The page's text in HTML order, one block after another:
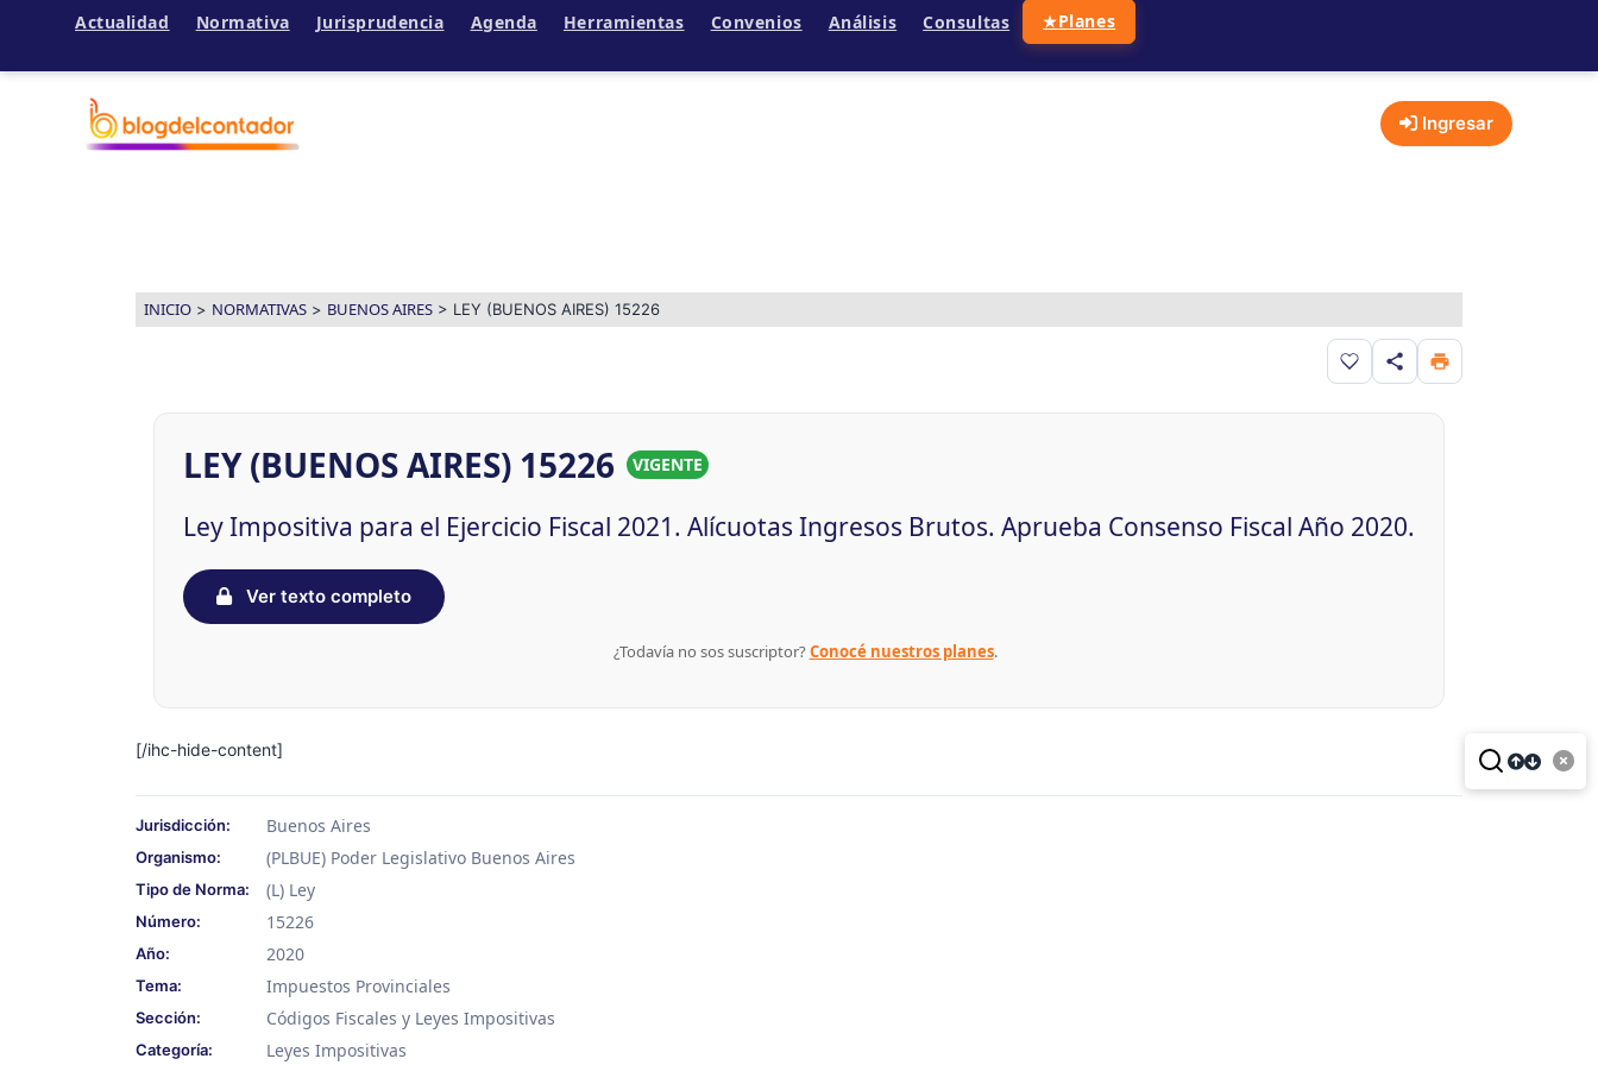
Actualidad Normativa Jurisprudencia Agenda Herramientas Convenios Análisis Consultas ★Planes
Ingresar
INICIO > NORMATIVAS > BUENOS AIRES > LEY (BUENOS AIRES) 15226
Guardar en favoritos
LEY (BUENOS AIRES) 15226 VIGENTE
Ley Impositiva para el Ejercicio Fiscal 2021. Alícuotas Ingresos Brutos. Aprueba Consenso Fiscal Año 2020.
Ver texto completo
¿Todavía no sos suscriptor?Conocé nuestros planes.
[/ihc-hide-content]
Jurisdicción: Buenos Aires
Organismo: (PLBUE) Poder Legislativo Buenos Aires
Tipo de Norma: (L) Ley
Número: 15226
Año: 2020
Tema: Impuestos Provinciales
Sección: Códigos Fiscales y Leyes Impositivas
Categoría: Leyes Impositivas